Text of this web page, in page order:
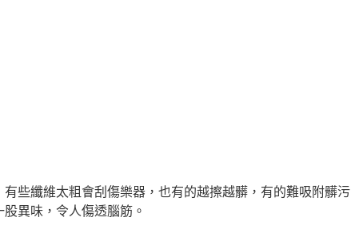
有些纖維太粗會刮傷樂器， 也有的越擦越髒 ，有的難吸附髒污
股異味 ，令人傷透腦筋。